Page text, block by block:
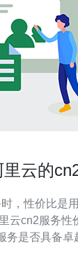
云的
云cn2服务性